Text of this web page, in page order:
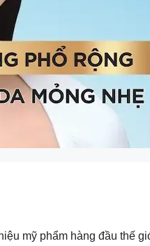
mỹ phẩm hàng đầu thế